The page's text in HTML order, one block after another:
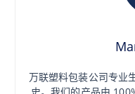
万联塑料包装公司专业